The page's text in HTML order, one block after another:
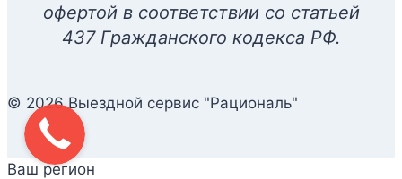
офертой в соответствии со статьей
437 Гражданского кодекса РФ.
© 2026 Выездной сервис "Рациональ"
Ваш регион